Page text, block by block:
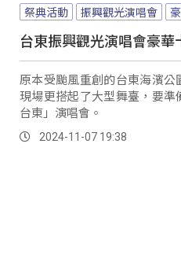
祭典活動 振興觀光演唱會
台東振興觀光演唱會豪華
原本受颱風重創的台東海濱公
現場更搭起了大型舞臺，要
台東」演唱會。
2024-11-07 19:38